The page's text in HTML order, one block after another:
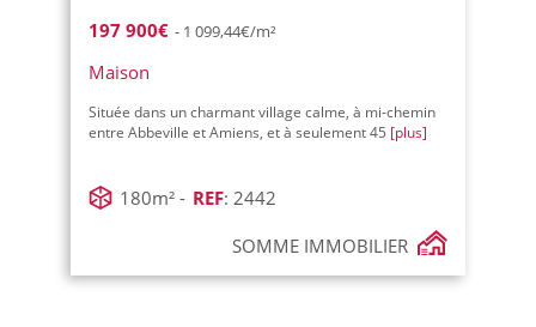
197 900€ - 1 099,44€/m²
Maison
Située dans un charmant village calme, à mi-chemin
entre Abbeville et Amiens, et à seulement 45 [plus]
180m² - REF: 2442
SOMME IMMOBILIER